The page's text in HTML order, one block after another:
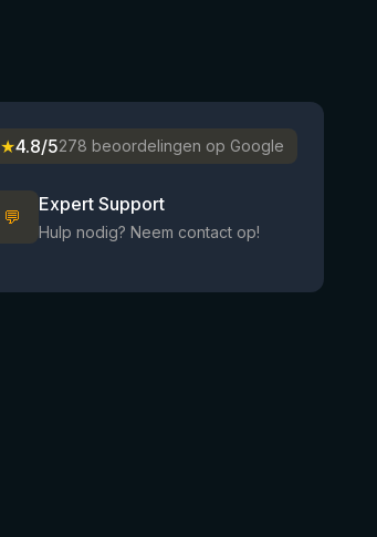
★4.8/5278 beoordelingen op Google
💬
Expert Support
Hulp nodig? Neem contact op!